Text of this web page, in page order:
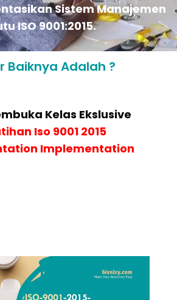
Sistem Manajemen
ISO 9001:2015.
Baiknya Adalah ?
Kelas Ekslusive
Iso 9001 2015
Implementation